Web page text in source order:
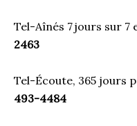
Tel-Aînés 7 jours sur 7
2463
Tel-Écoute, 365 jours
493-4484